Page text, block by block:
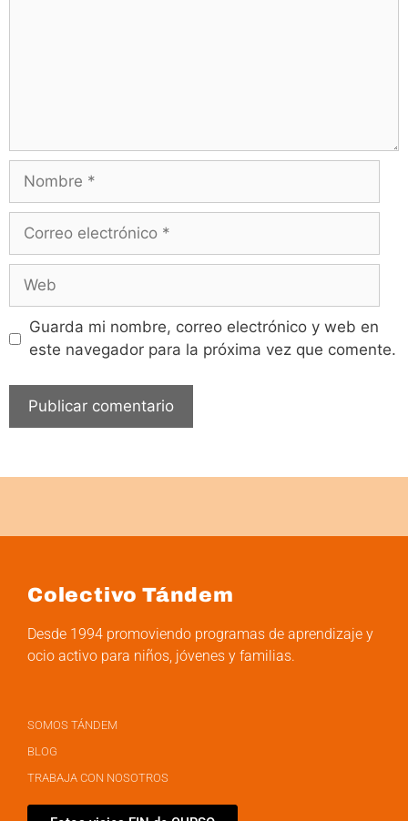
Guarda mi nombre, correo electrónico y web en
este navegador para la próxima vez que comente.
Colectivo Tándem
Desde 1994 promoviendo programas de aprendizaje y
ocio activo para niños, jóvenes y familias.
SOMOS TÁNDEM
BLOG
TRABAJA CON NOSOTROS